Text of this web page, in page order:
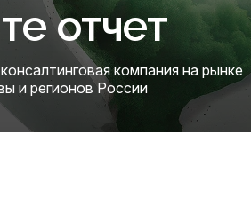
отчет
компания на рынке
и регионов России